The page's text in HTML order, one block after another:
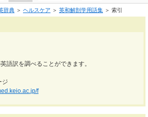
辞典 ＞ ヘルスケア ＞ 英和解剖学用語集 ＞ 索引
語訳を調べることができます。
ジ
f